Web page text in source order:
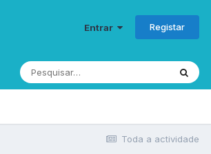
Entrar Registar
Toda a actividade